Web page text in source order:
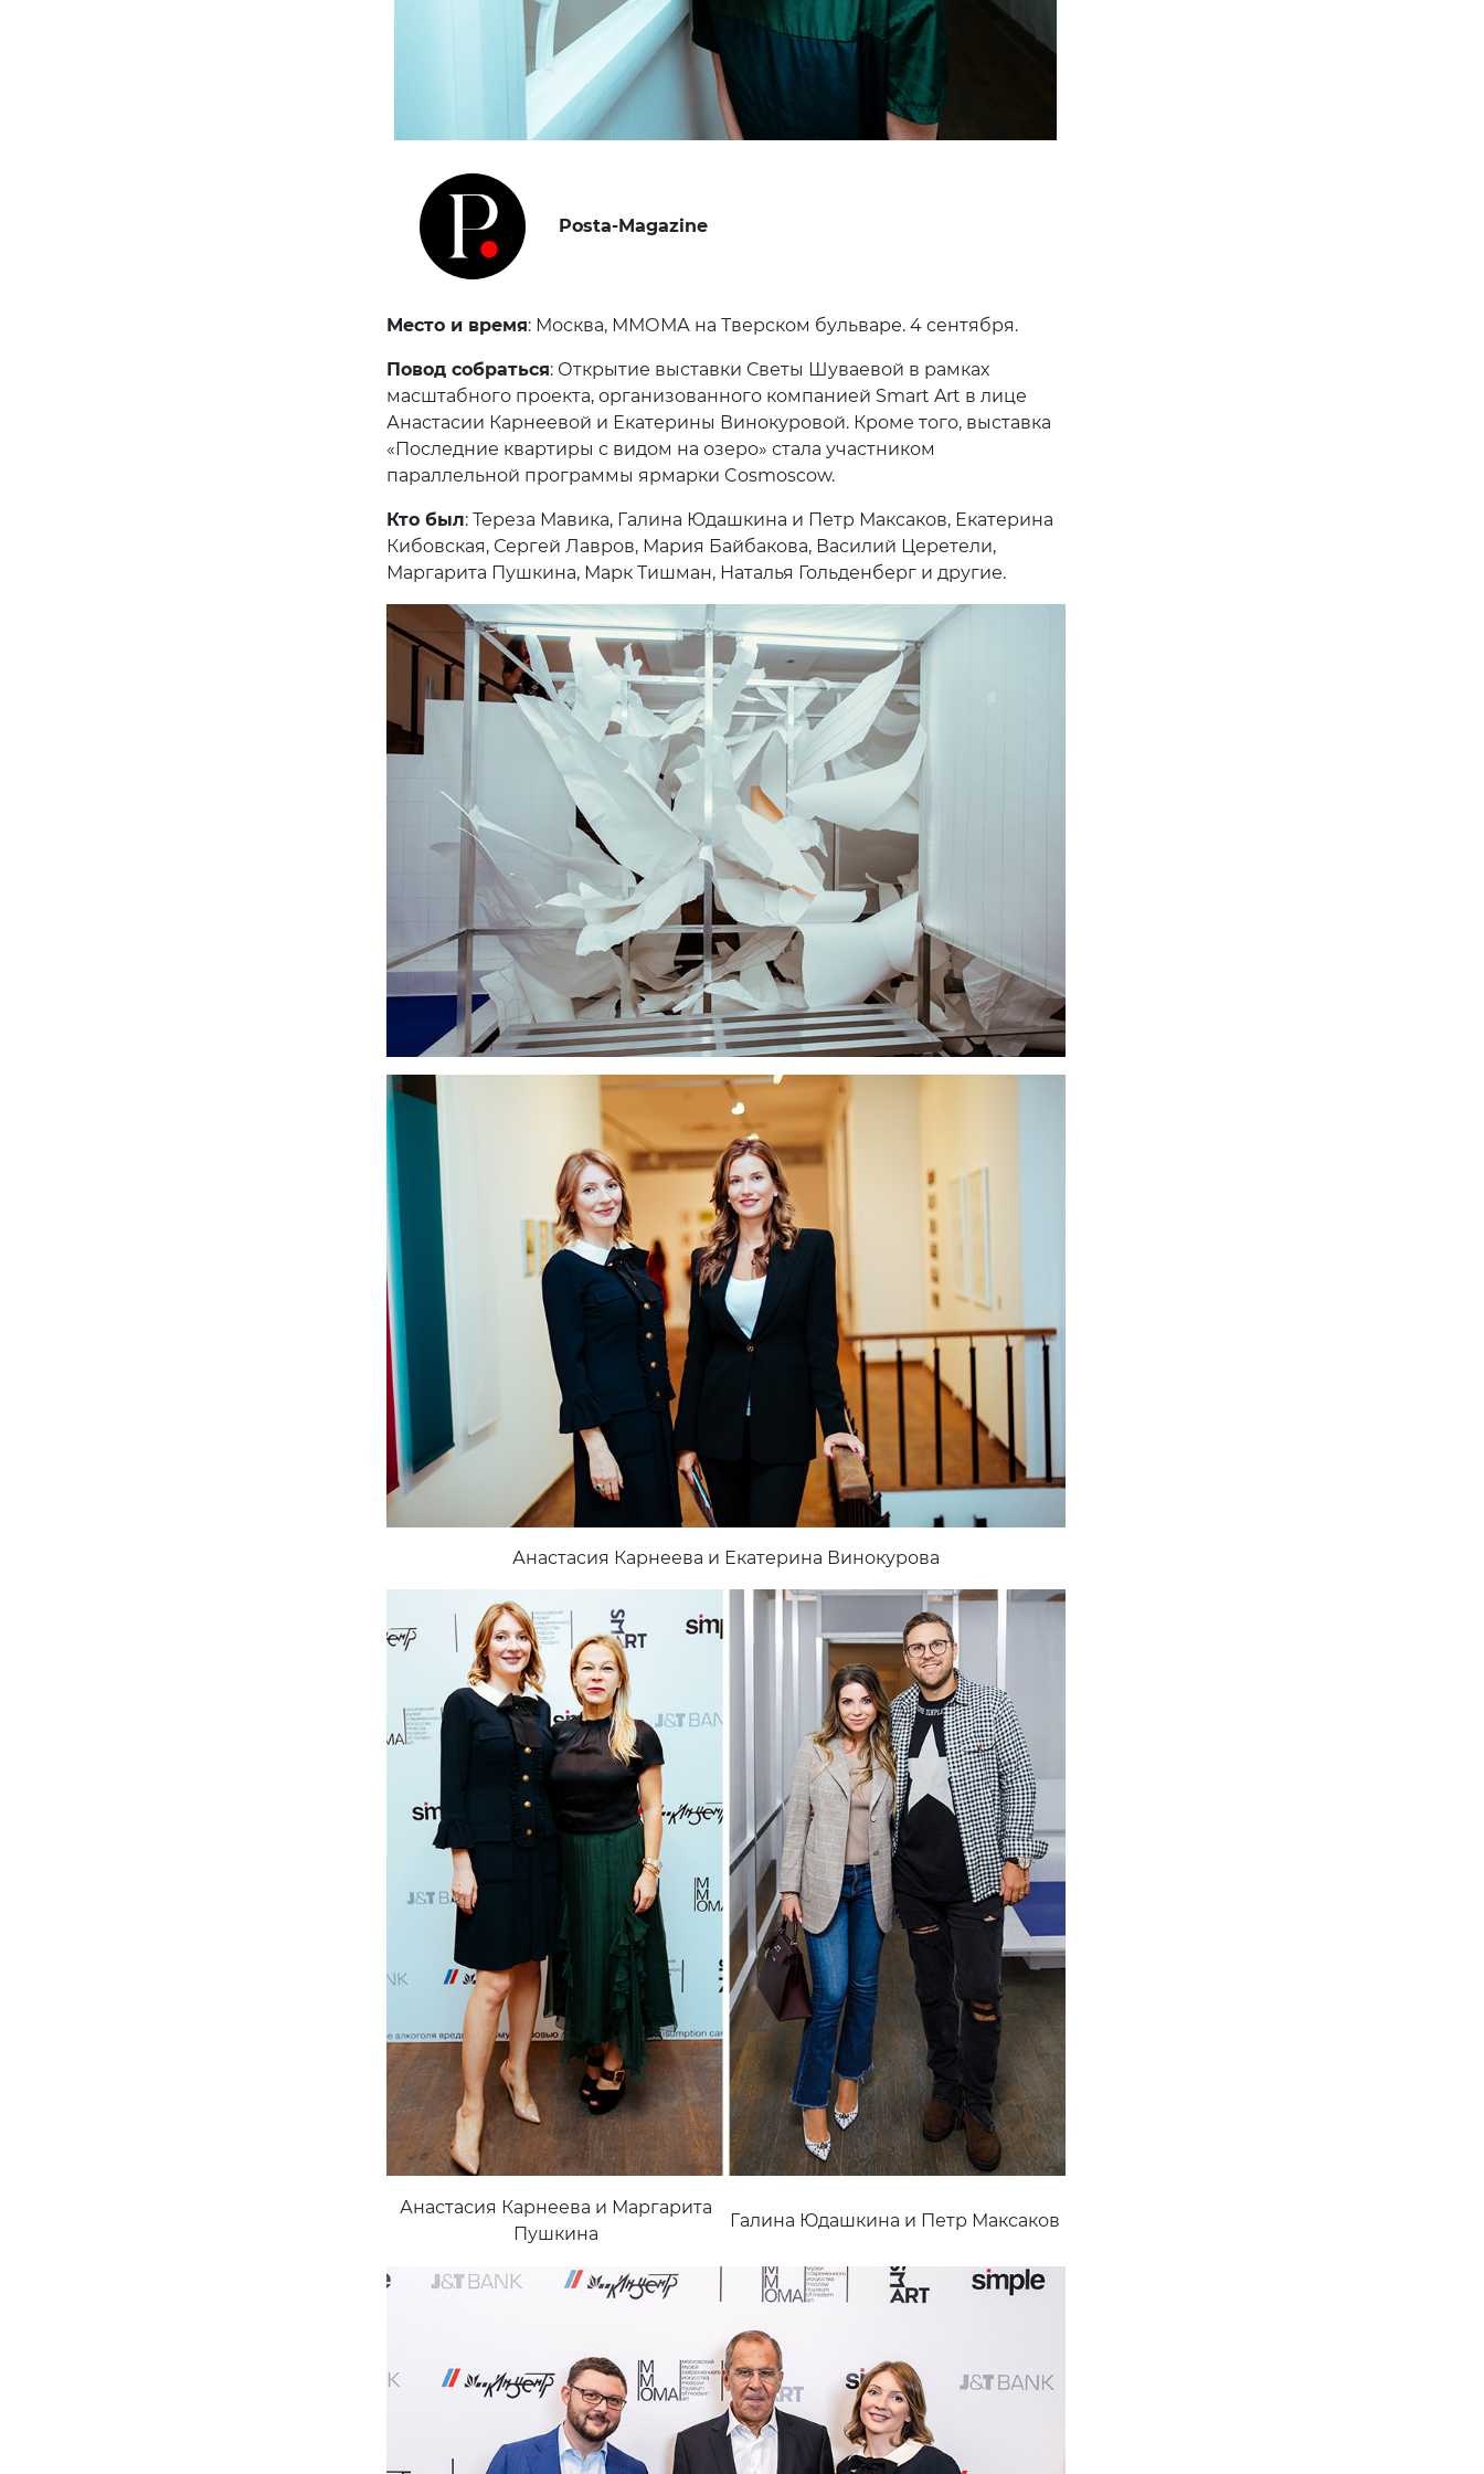
Posta-Magazine
Место и время: Москва, ММОМА на Тверском бульваре. 4 сентября.
Повод собраться: Открытие выставки Светы Шуваевой в рамках
масштабного проекта, организованного компанией Smart Art в лице
Анастасии Карнеевой и Екатерины Винокуровой. Кроме того, выставка
«Последние квартиры с видом на озеро» стала участником
параллельной программы ярмарки Cosmoscow.
Кто был: Тереза Мавика, Галина Юдашкина и Петр Максаков, Екатерина
Кибовская, Сергей Лавров, Мария Байбакова, Василий Церетели,
Маргарита Пушкина, Марк Тишман, Наталья Гольденберг и другие.
Анастасия Карнеева и Екатерина Винокурова
Анастасия Карнеева и Маргарита
Пушкина
Галина Юдашкина и Петр Максаков